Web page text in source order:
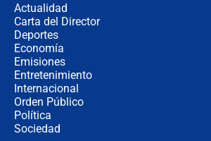
Actualidad
Carta del Director
Deportes
Economía
Emisiones
Entretenimiento
Internacional
Orden Público
Política
Sociedad